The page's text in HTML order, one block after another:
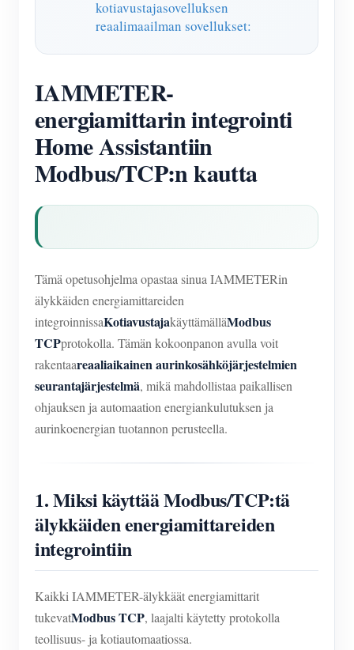
kotiavustajasovelluksen
reaalimaailman sovellukset:
IAMMETER-
energiamittarin integrointi
Home Assistantiin
Modbus/TCP:n kautta
Tämä opetusohjelma opastaa sinua IAMMETERin
älykkäiden energiamittareiden
integroinnissaKotiavustajakäyttämälläModbus
TCPprotokolla. Tämän kokoonpanon avulla voit
rakentaareaaliaikainen aurinkosähköjärjestelmien
seurantajärjestelmä, mikä mahdollistaa paikallisen
ohjauksen ja automaation energiankulutuksen ja
aurinkoenergian tuotannon perusteella.
1. Miksi käyttää Modbus/TCP:tä
älykkäiden energiamittareiden
integrointiin
Kaikki IAMMETER-älykkäät energiamittarit
tukevatModbus TCP, laajalti käytetty protokolla
teollisuus- ja kotiautomaatiossa.